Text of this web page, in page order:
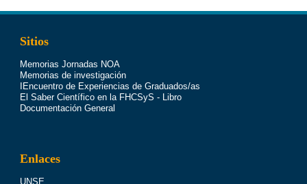
Sitios
Memorias Jornadas NOA
Memorias de investigación
IEncuentro de Experiencias de Graduados/as
El Saber Científico en la FHCSyS - Libro
Documentación General
Enlaces
UNSE